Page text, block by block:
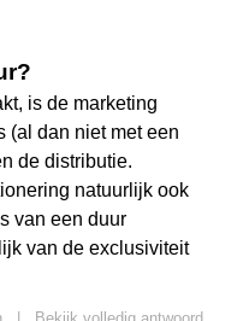
is de marketing
(al dan niet met een
de distributie.
natuurlijk ook
van een duur
van de exclusiviteit